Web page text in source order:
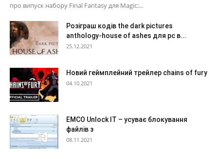
про випуск набору Final Fantasy для Magic:...
Розіграш кодів the dark pictures
anthology-house of ashes для pc в...
25.12.2021
Новий геймплейний трейлер chains of fury
04.10.2021
EMCO Unlock IT – усуває блокування
файлів з
08.11.2021